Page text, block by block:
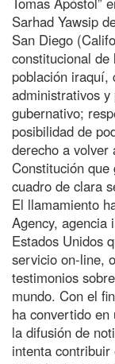
Sarhad Yawsip
San Diego
constitucional
población iraquí,
administrativos
gubernativo;
posibilidad de
derecho a volver
Constitución
cuadro de clara
El llamamiento
Agency, agencia
Estados Unidos
servicio on-line,
testimonios
mundo. Con el
ha convertido
la difusión de
intenta